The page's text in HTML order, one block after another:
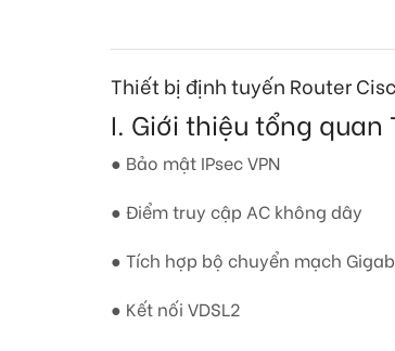
Thiết bị định tuyến Router
I. Giới thiệu tổng quan
● Bảo mật IPsec VPN
● Điểm truy cập AC không dây
● Tích hợp bộ chuyển mạch
● Kết nối VDSL2